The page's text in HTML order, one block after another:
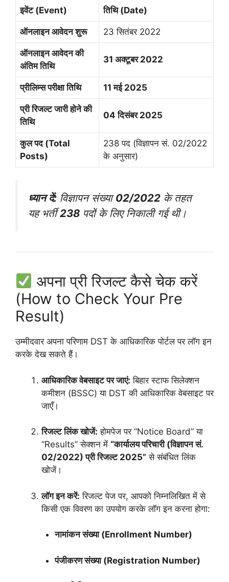
इवेंट (Event) तिथि (Date)
ऑनलाइन आवेदन शुरू 23 सितंबर 2022
ऑनलाइन आवेदन की
अंतिम तिथि
31 अक्टूबर 2022
प्रीलिम्स परीक्षा तिथि 11 मई 2025
प्री रिजल्ट जारी होने की
तिथि
04 दिसंबर 2025
कुल पद (Total
Posts)
238 पद (विज्ञापन सं. 02/2022
के अनुसार)
ध्यान दें: विज्ञापन संख्या02/2022 के तहत
यह भर्ती238 पदों के लिए निकाली गई थी।
अपना प्री रिजल्ट कैसे चेक करें
(How to Check Your Pre
Result)
उम्मीदवार अपना परिणाम DST के आधिकारिक पोर्टल पर लॉग इन
करके देख सकते हैं।
आधिकारिक वेबसाइट पर जाएं: बिहार स्टाफ सिलेक्शन
कमीशन (BSSC) या DST की आधिकारिक वेबसाइट पर
जाएँ।
रिजल्ट लिंक खोजें: होमपेज पर “Notice Board” या
“Results” सेक्शन में “कार्यालय परिचारी (विज्ञापन सं.
02/2022) प्री रिजल्ट 2025” से संबंधित लिंक
खोजें।
लॉग इन करें: रिजल्ट पेज पर, आपको निम्नलिखित में से
किसी एक विवरण का उपयोग करके लॉग इन करना होगा:
नामांकन संख्या (Enrollment Number)
पंजीकरण संख्या (Registration Number)